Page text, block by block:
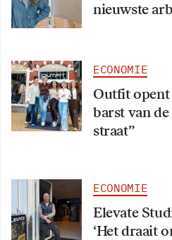
nieuwste
ECONOMIE
Outfit opent
barst van
straat”
ECONOMIE
Elevate
‘Het draait